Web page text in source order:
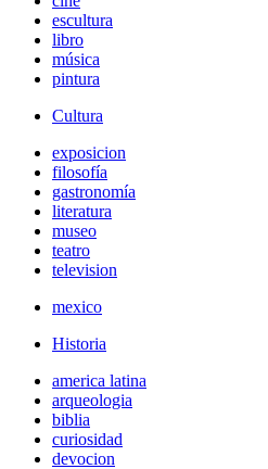
escultura
libro
música
pintura
Cultura
exposicion
filosofía
gastronomía
literatura
museo
teatro
television
mexico
Historia
america latina
arqueologia
biblia
curiosidad
devocion